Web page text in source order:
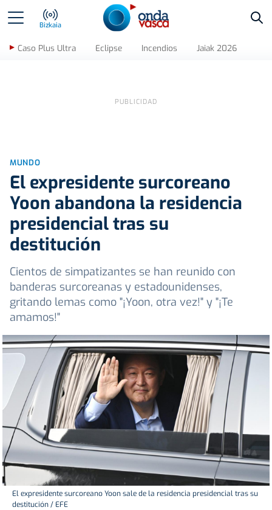
Bizkaia
Caso Plus Ultra Eclipse Incendios Jaiak 2026
MUNDO
El expresidente surcoreano
Yoon abandona la residencia
presidencial tras su
destitución
Cientos de simpatizantes se han reunido con
banderas surcoreanas y estadounidenses,
gritando lemas como "¡Yoon, otra vez!" y "¡Te
amamos!"
El expresidente surcoreano Yoon sale de la residencia presidencial tras su
destitución / EFE